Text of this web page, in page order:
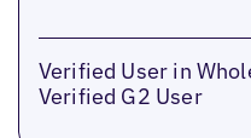
Verified User in
Verified G2 User